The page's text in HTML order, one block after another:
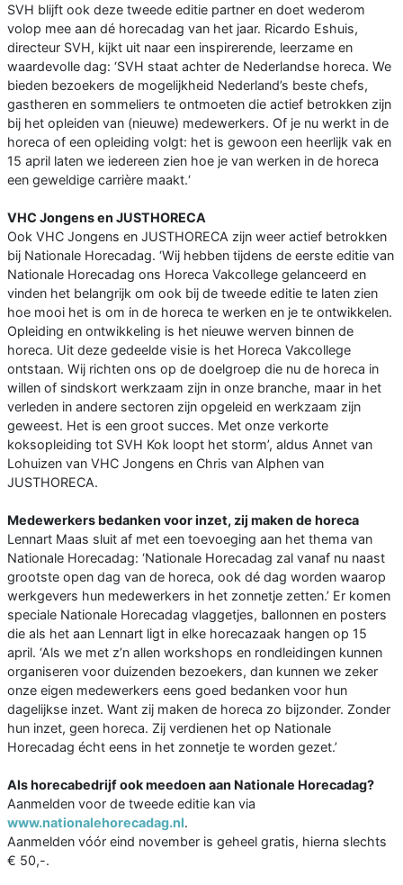
SVH blijft ook deze tweede editie partner en doet wederom
volop mee aan dé horecadag van het jaar. Ricardo Eshuis,
directeur SVH, kijkt uit naar een inspirerende, leerzame en
waardevolle dag: ‘SVH staat achter de Nederlandse horeca. We
bieden bezoekers de mogelijkheid Nederland’s beste chefs,
gastheren en sommeliers te ontmoeten die actief betrokken zijn
bij het opleiden van (nieuwe) medewerkers. Of je nu werkt in de
horeca of een opleiding volgt: het is gewoon een heerlijk vak en
15 april laten we iedereen zien hoe je van werken in de horeca
een geweldige carrière maakt.‘
VHC Jongens en JUSTHORECA
Ook VHC Jongens en JUSTHORECA zijn weer actief betrokken
bij Nationale Horecadag. ‘Wij hebben tijdens de eerste editie van
Nationale Horecadag ons Horeca Vakcollege gelanceerd en
vinden het belangrijk om ook bij de tweede editie te laten zien
hoe mooi het is om in de horeca te werken en je te ontwikkelen.
Opleiding en ontwikkeling is het nieuwe werven binnen de
horeca. Uit deze gedeelde visie is het Horeca Vakcollege
ontstaan. Wij richten ons op de doelgroep die nu de horeca in
willen of sindskort werkzaam zijn in onze branche, maar in het
verleden in andere sectoren zijn opgeleid en werkzaam zijn
geweest. Het is een groot succes. Met onze verkorte
koksopleiding tot SVH Kok loopt het storm’, aldus Annet van
Lohuizen van VHC Jongens en Chris van Alphen van
JUSTHORECA.
Medewerkers bedanken voor inzet, zij maken de horeca
Lennart Maas sluit af met een toevoeging aan het thema van
Nationale Horecadag: ‘Nationale Horecadag zal vanaf nu naast
grootste open dag van de horeca, ook dé dag worden waarop
werkgevers hun medewerkers in het zonnetje zetten.’ Er komen
speciale Nationale Horecadag vlaggetjes, ballonnen en posters
die als het aan Lennart ligt in elke horecazaak hangen op 15
april. ‘Als we met z’n allen workshops en rondleidingen kunnen
organiseren voor duizenden bezoekers, dan kunnen we zeker
onze eigen medewerkers eens goed bedanken voor hun
dagelijkse inzet. Want zij maken de horeca zo bijzonder. Zonder
hun inzet, geen horeca. Zij verdienen het op Nationale
Horecadag écht eens in het zonnetje te worden gezet.’
Als horecabedrijf ook meedoen aan Nationale Horecadag?
Aanmelden voor de tweede editie kan via
www.nationalehorecadag.nl.
Aanmelden vóór eind november is geheel gratis, hierna slechts
€ 50,-.